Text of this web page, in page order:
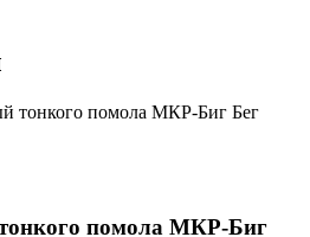
помола МКР-Биг